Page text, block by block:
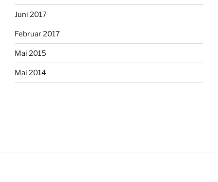
Juni 2017
Februar 2017
Mai 2015
Mai 2014